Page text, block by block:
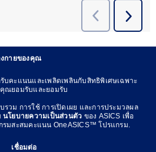
งกายของคุณ
บคะแนนและเพลิดเพลินกับสิทธิพิเศษเฉพาะ
ณยอมรับและยอมรับ
รวม การใช้ การเปิดเผย และการประมวลผล
นโยบายความเป็นส่วนตัว ของ ASICS เพื่อ
รมสะสมคะแนน OneASICS™ โปรแกรม.
เชื่อมต่อ